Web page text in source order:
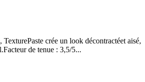
TexturePaste crée un look décontractéet aisé,
de tenue : 3,5/5...